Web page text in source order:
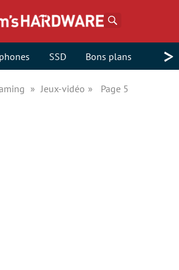
SSD Bons plans >
Jeux-vidéo Page 5